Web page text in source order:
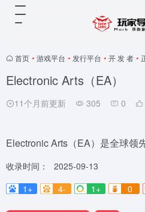
首页 • 游戏平台 • 发行平台 • 开 发 者 •
Electronic Arts（EA）
11个月前更新 305 0
Electronic Arts（EA）是全球领
收录时间：
2025-09-13
1+
4- 1+ 0